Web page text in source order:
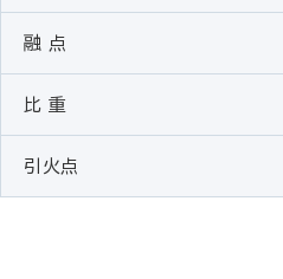
融 点
比 重
引火点